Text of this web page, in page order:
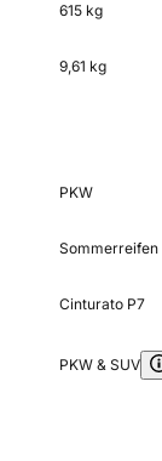
615 kg
9,61 kg
PKW
Sommerreifen
Cinturato P7
PKW & SUV